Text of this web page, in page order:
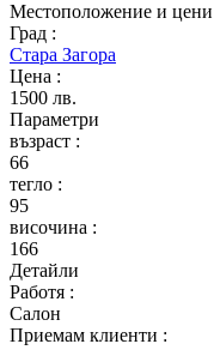
Местоположение и цени
Град :
Стара Загора
Цена :
1500 лв.
Параметри
възраст :
66
тегло :
95
височина :
166
Детайли
Работя :
Салон
Приемам клиенти :